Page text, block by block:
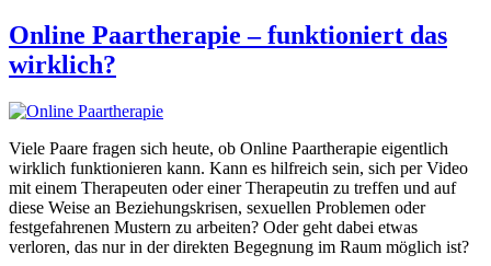
Online Paartherapie – funktioniert das
wirklich?
Viele Paare fragen sich heute, ob Online Paartherapie eigentlich
wirklich funktionieren kann. Kann es hilfreich sein, sich per Video
mit einem Therapeuten oder einer Therapeutin zu treffen und auf
diese Weise an Beziehungskrisen, sexuellen Problemen oder
festgefahrenen Mustern zu arbeiten? Oder geht dabei etwas
verloren, das nur in der direkten Begegnung im Raum möglich ist?